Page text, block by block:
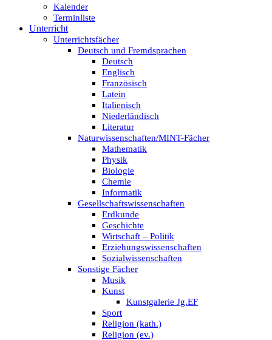
Kalender
Terminliste
Unterricht
Unterrichtsfächer
Deutsch und Fremdsprachen
Deutsch
Englisch
Französisch
Latein
Italienisch
Niederländisch
Literatur
Naturwissenschaften/MINT-Fächer
Mathematik
Physik
Biologie
Chemie
Informatik
Gesellschaftswissenschaften
Erdkunde
Geschichte
Wirtschaft – Politik
Erziehungswissenschaften
Sozialwissenschaften
Sonstige Fächer
Musik
Kunst
Kunstgalerie Jg.EF
Sport
Religion (kath.)
Religion (ev.)